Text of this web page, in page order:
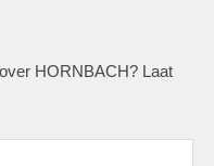
HORNBACH? Laat